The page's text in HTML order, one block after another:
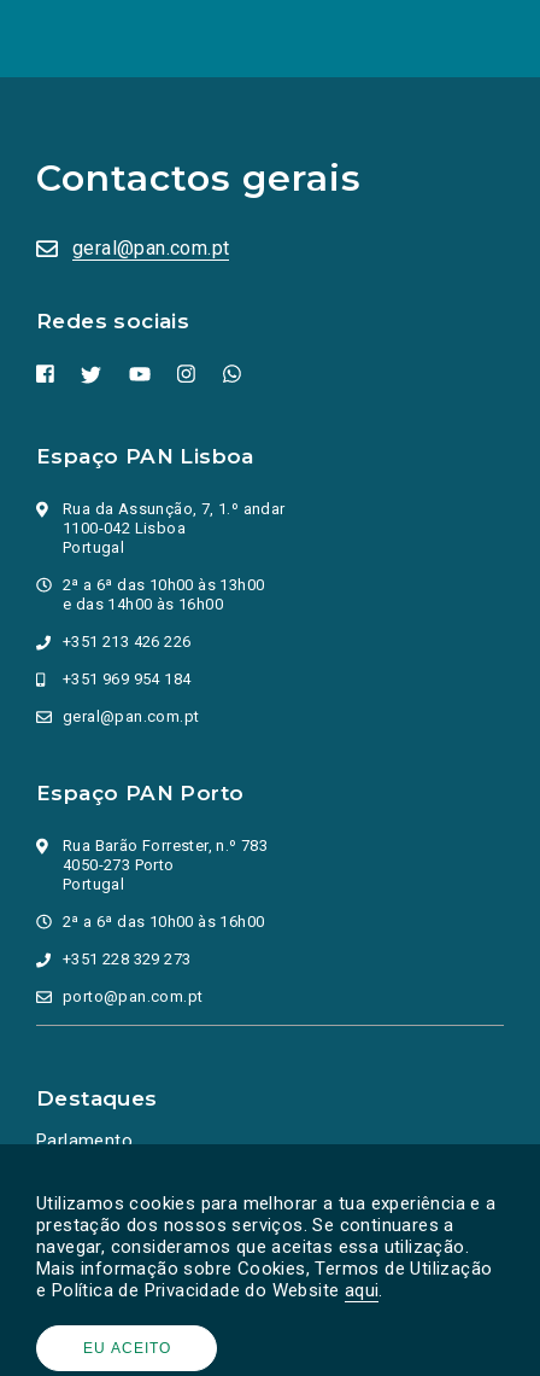
Utilizamos cookies para melhorar a tua experiência e a
prestação dos nossos serviços. Se continuares a
navegar, consideramos que aceitas essa utilização.
Mais informação sobre Cookies, Termos de Utilização
e Política de Privacidade do Website aqui.
EU ACEITO
Contactos gerais
geral@pan.com.pt
Redes sociais
redes
sociais
numa
nova
Espaço PAN Lisboa
Rua da Assunção, 7, 1.º andar
1100-042 Lisboa
Portugal
2ª a 6ª das 10h00 às 13h00
e das 14h00 às 16h00
+351 213 426 226
+351 969 954 184
geral@pan.com.pt
Espaço PAN Porto
Rua Barão Forrester, n.º 783
4050-273 Porto
Portugal
2ª a 6ª das 10h00 às 16h00
+351 228 329 273
porto@pan.com.pt
Destaques
Parlamento
Powered by © PAN 2026